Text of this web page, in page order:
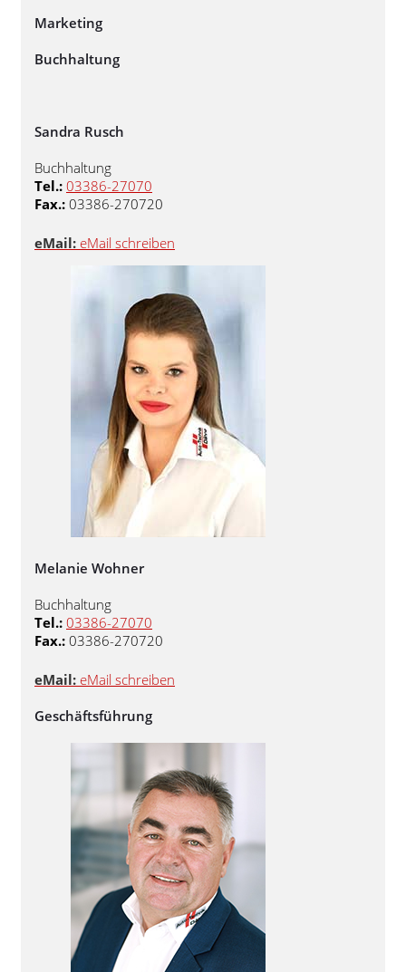
Marketing
Buchhaltung
Sandra Rusch
Buchhaltung
Tel.: 03386-27070
Fax.: 03386-270720
eMail: eMail schreiben
Melanie Wohner
Buchhaltung
Tel.: 03386-27070
Fax.: 03386-270720
eMail: eMail schreiben
Geschäftsführung